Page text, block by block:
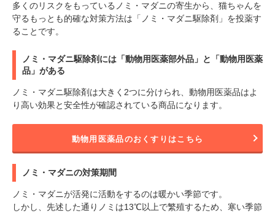
多くのリスクをもっているノミ・マダニの寄生から、猫ちゃんを
守るもっとも的確な対策方法は「ノミ・マダニ駆除剤」を投薬す
ることです。
ノミ・マダニ駆除剤には「動物用医薬部外品」と「動物用医薬
品」がある
ノミ・マダニ駆除剤は大きく2つに分けられ、動物用医薬品はよ
り高い効果と安全性が確認されている商品になります。
動物用医薬品のおくすりはこちら
ノミ・マダニの対策期間
ノミ・マダニが活発に活動をするのは暖かい季節です。
しかし、先述した通りノミは13℃以上で繁殖するため、寒い季節
アプリで開く